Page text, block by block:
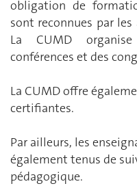
obligation de
sont reconnues par
La CUMD
conférences et des
La CUMD offre
certifiantes.
Par ailleurs, les
également tenus de
pédagogique.